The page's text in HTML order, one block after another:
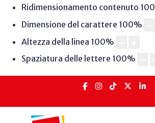
Ridimensionamento contenuto 100
Dimensione del carattere 100%
Altezza della linea 100%
Spaziatura delle lettere 100%